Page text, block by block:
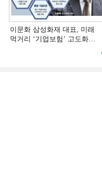
이문화 삼성화재 대표, 미래
먹거리 ‘기업보험’ 고도화